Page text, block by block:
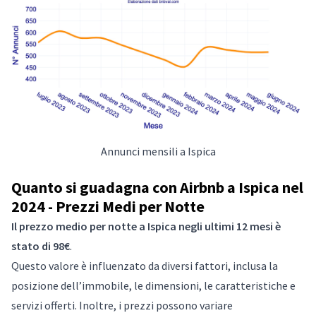
Annunci mensili a Ispica
Quanto si guadagna con Airbnb a Ispica nel
2024 - Prezzi Medi per Notte
Il prezzo medio per notte a Ispica negli ultimi 12 mesi è
stato di 98€.
Questo valore è influenzato da diversi fattori, inclusa la
posizione dell’immobile, le dimensioni, le caratteristiche e
servizi offerti. Inoltre, i prezzi possono variare